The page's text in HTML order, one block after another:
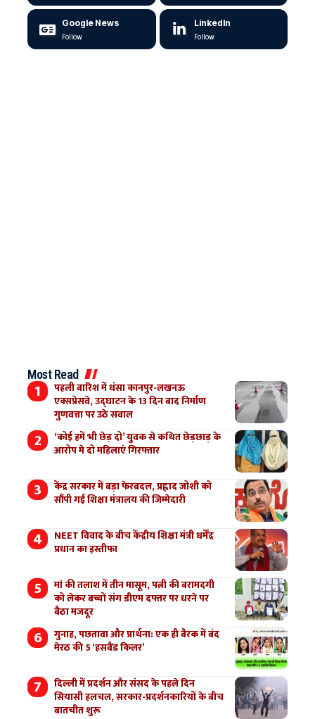
Google News
Follow
LinkedIn
Follow
Most Read
पहली बारिश में धंसा कानपुर-लखनऊ
एक्सप्रेसवे, उद्घाटन के 13 दिन बाद निर्माण
गुणवत्ता पर उठे सवाल
‘कोई हमें भी छेड़ दो’ युवक से कथित छेड़छाड़ के
आरोप मे दो महिलाएं गिरफ्तार
केंद्र सरकार में बड़ा फेरबदल, प्रह्लाद जोशी को
सौंपी गई शिक्षा मंत्रालय की जिम्मेदारी
NEET विवाद के बीच केंद्रीय शिक्षा मंत्री धर्मेंद्र
प्रधान का इस्तीफा
मां की तलाश में तीन मासूम, पत्नी की बरामदगी
को लेकर बच्चों संग डीएम दफ्तर पर धरने पर
बैठा मजदूर
गुनाह, पछतावा और प्रार्थना: एक ही बैरक में बंद
मेरठ की 5 ‘हसबैंड किलर’
दिल्ली में प्रदर्शन और संसद के पहले दिन
सियासी हलचल, सरकार-प्रदर्शनकारियों के बीच
बातचीत शुरू